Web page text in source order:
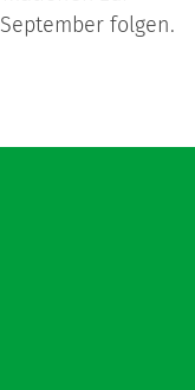
folgen.